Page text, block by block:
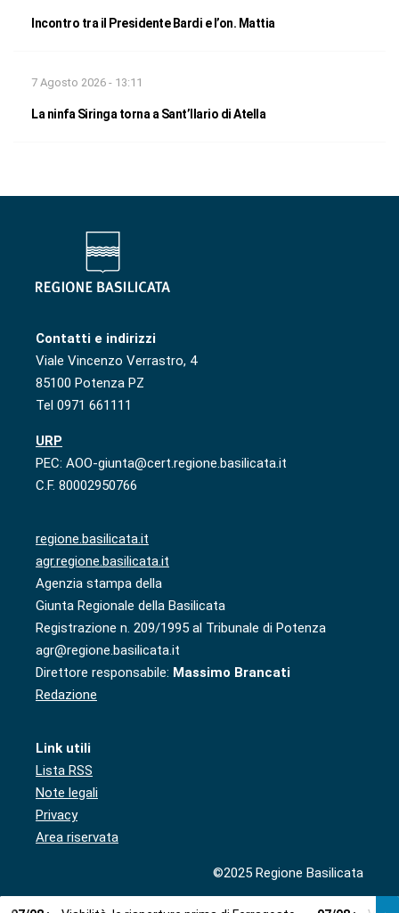
Incontro tra il Presidente Bardi e l’on. Mattia
7 Agosto 2026 - 13:11
La ninfa Siringa torna a Sant’Ilario di Atella
Contatti e indirizzi
Viale Vincenzo Verrastro, 4
85100 Potenza PZ
Tel 0971 661111
URP
PEC: AOO-giunta@cert.regione.basilicata.it
C.F. 80002950766
regione.basilicata.it
agr.regione.basilicata.it
Agenzia stampa della
Giunta Regionale della Basilicata
Registrazione n. 209/1995 al Tribunale di Potenza
agr@regione.basilicata.it
Direttore responsabile: Massimo Brancati
Redazione
Link utili
Lista RSS
Note legali
Privacy
Area riservata
©2025 Regione Basilicata